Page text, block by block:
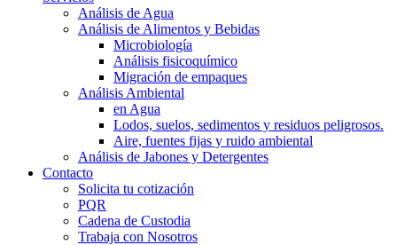
Análisis de Agua
Análisis de Alimentos y Bebidas
Microbiología
Análisis fisicoquímico
Migración de empaques
Análisis Ambiental
en Agua
Lodos, suelos, sedimentos y residuos peligrosos.
Aire, fuentes fijas y ruido ambiental
Análisis de Jabones y Detergentes
Contacto
Solicita tu cotización
PQR
Cadena de Custodia
Trabaja con Nosotros